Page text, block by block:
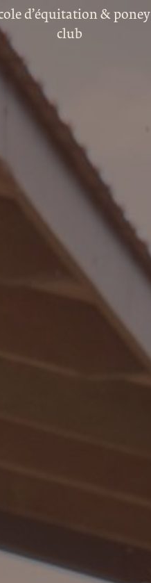
d’équitation & poney
club